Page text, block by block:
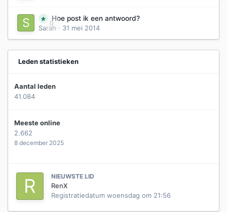
0
Hoe post ik een antwoord?
Sarah · 31 mei 2014
Leden statistieken
Aantal leden
41.084
Meeste online
2.662
8 december 2025
NIEUWSTE LID
RenX
Registratiedatum woensdag om 21:56